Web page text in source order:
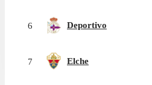
6 Deportivo
7 Elche